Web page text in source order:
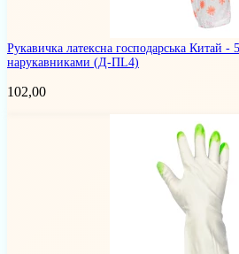
Рукавичка латексна господарська Китай -
нарукавниками (Д-ПL4)
102,00